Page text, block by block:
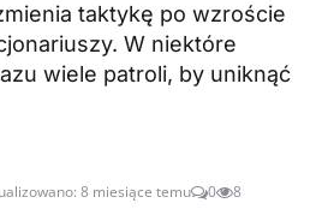
taktykę po wzroście
W niektóre
wiele patroli, by uniknąć
8 miesiące temu 0 8